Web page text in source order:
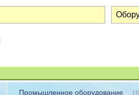
Промышленное оборудование 19